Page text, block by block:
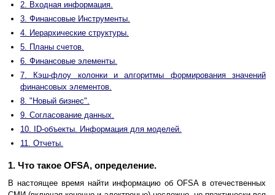
2. Входная информация.
3. Финансовые Инструменты.
4. Иерархические структуры.
5. Планы счетов.
6. Финансовые элементы.
7. Кэш-флоу колонки и алгоритмы формирования значений
финансовых элементов.
8. "Новый бизнес".
9. Согласование данных.
10. ID-объекты. Информация для моделей.
11. Отчеты.
1. Что такое OFSA, определение.
В настоящее время найти информацию об OFSA в отечественных